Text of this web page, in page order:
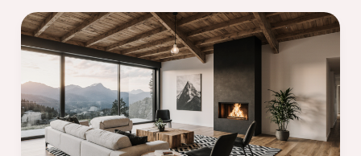
Boyacá:
estilos
más
y
recomendaciones
de